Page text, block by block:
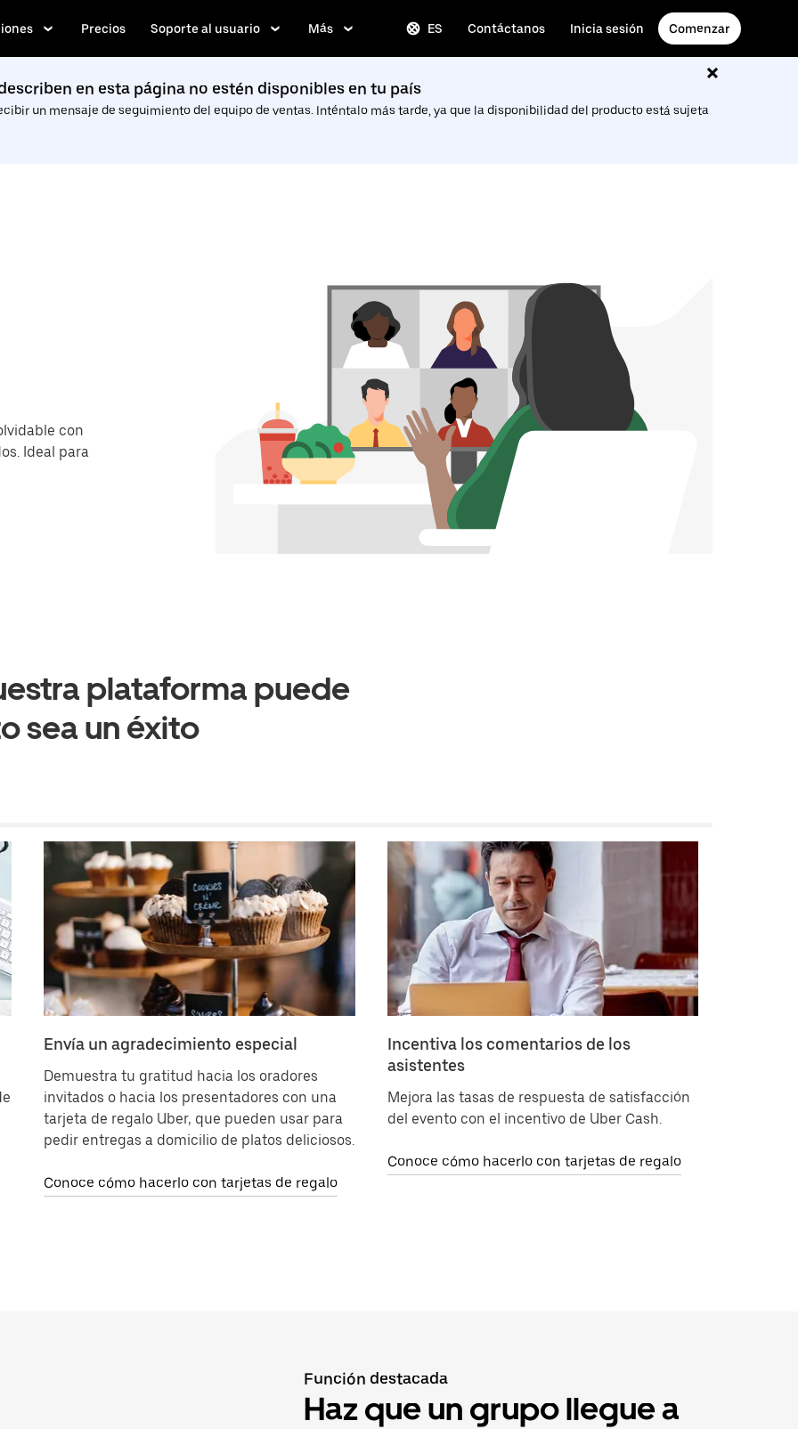
Precios Soporte al usuario Más ES Contáctanos Inicia sesión Comenzar
en esta página no estén disponibles en tu país
un mensaje de seguimiento del equipo de ventas. Inténtalo más tarde, ya que la disponibilidad del producto está sujeta
con
Ideal para
plataforma puede
sea un éxito
Envía un agradecimiento especial
Demuestra tu gratitud hacia los oradores
invitados o hacia los presentadores con una
tarjeta de regalo Uber, que pueden usar para
pedir entregas a domicilio de platos deliciosos.
Conoce cómo hacerlo con tarjetas de regalo
Incentiva los comentarios de los
asistentes
Mejora las tasas de respuesta de satisfacción
del evento con el incentivo de Uber Cash.
Conoce cómo hacerlo con tarjetas de regalo
Función destacada
Haz que un grupo llegue a